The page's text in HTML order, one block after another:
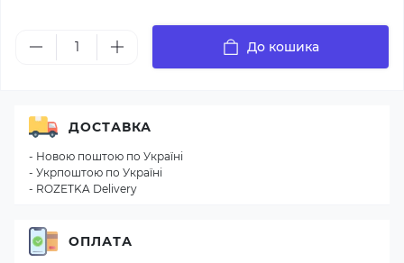
До кошика
ДОСТАВКА
- Новою поштою по Україні
- Укрпоштою по Україні
- ROZETKA Delivery
ОПЛАТА